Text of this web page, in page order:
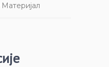
Материјал